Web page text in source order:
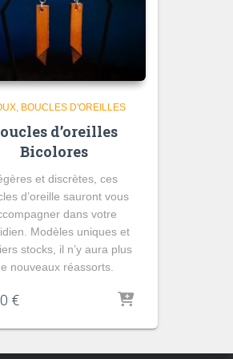
BOUCLES D'OREILLES
d’oreilles
Bicolores
et discrètes, ces
d’oreille sauront vous
dans votre
Modèles uniques et
stocks, il n’y aura plus
nouveaux réassorts.
€